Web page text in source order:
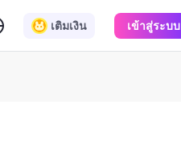
เติมเงิน เข้าสู่ระบบ